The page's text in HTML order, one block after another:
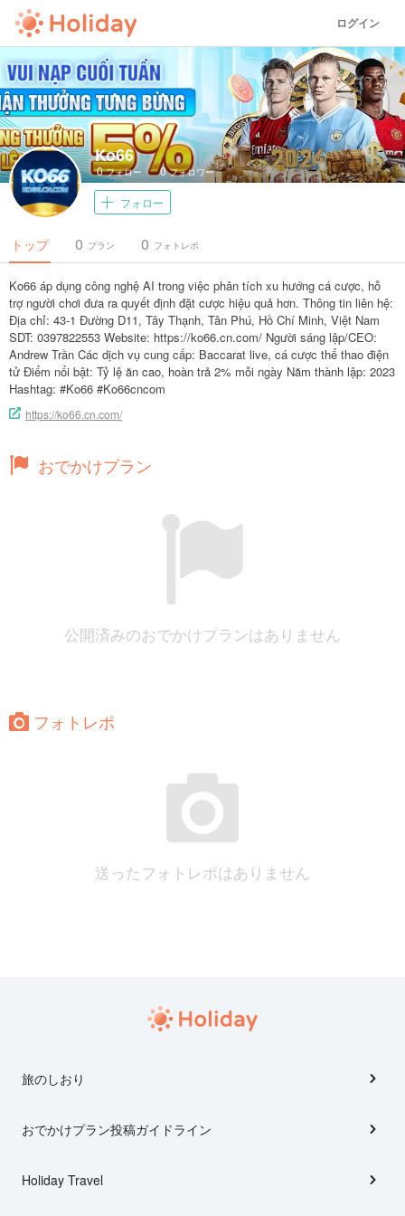
ログイン
Ko66
0フォロー 0フォロワー
フォロー
トップ プラン
0 フォトレポ
0
Ko66 áp dụng công nghệ AI trong việc phân tích xu hướng cá cược, hỗ
trợ người chơi đưa ra quyết định đặt cược hiệu quả hơn. Thông tin liên hệ:
Địa chỉ: 43-1 Đường D11, Tây Thạnh, Tân Phú, Hồ Chí Minh, Việt Nam
SDT: 0397822553 Website: https://ko66.cn.com/ Người sáng lập/CEO:
Andrew Trần Các dịch vụ cung cấp: Baccarat live, cá cược thể thao điện
tử Điểm nổi bật: Tỷ lệ ăn cao, hoàn trả 2% mỗi ngày Năm thành lập: 2023
Hashtag: #Ko66 #Ko66cncom
https://ko66.cn.com/
おでかけプラン
公開済みのおでかけプランはありません
フォトレポ
送ったフォトレポはありません
旅のしおり
おでかけプラン投稿ガイドライン
Holiday Travel